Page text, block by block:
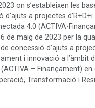
on s’estableixen les
d’ajuts a projectes d’R+D+i
4.0 (ACTIVA-
de maig de 2023 per la
concessió d’ajuts a
i innovació a l’àmbit
– Finançament)
Transformació i